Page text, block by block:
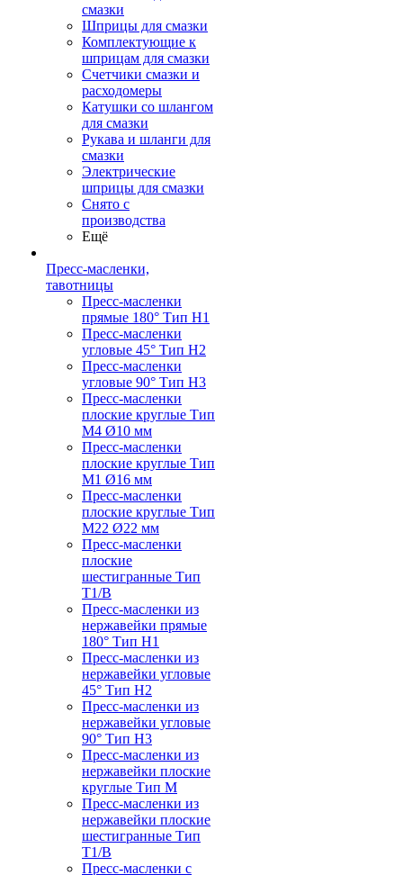
смазки
Шприцы для смазки
Комплектующие к
шприцам для смазки
Счетчики смазки и
расходомеры
Катушки со шлангом
для смазки
Рукава и шланги для
смазки
Электрические
шприцы для смазки
Снято с
производства
Ещё
Пресс-масленки,
тавотницы
Пресс-масленки
прямые 180° Тип H1
Пресс-масленки
угловые 45° Тип H2
Пресс-масленки
угловые 90° Тип H3
Пресс-масленки
плоские круглые Тип
M4 Ø10 мм
Пресс-масленки
плоские круглые Тип
M1 Ø16 мм
Пресс-масленки
плоские круглые Тип
M22 Ø22 мм
Пресс-масленки
плоские
шестигранные Тип
T1/B
Пресс-масленки из
нержавейки прямые
180° Тип H1
Пресс-масленки из
нержавейки угловые
45° Тип H2
Пресс-масленки из
нержавейки угловые
90° Тип H3
Пресс-масленки из
нержавейки плоские
круглые Тип M
Пресс-масленки из
нержавейки плоские
шестигранные Тип
T1/B
Пресс-масленки с